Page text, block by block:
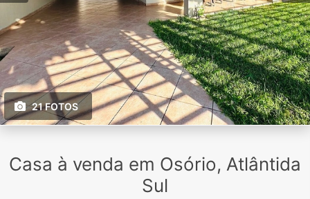
21 FOTOS
Casa à venda em Osório, Atlântida
Sul